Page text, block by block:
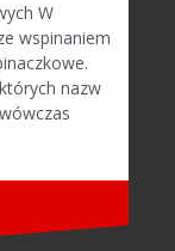
W
wspinaniem
nazw